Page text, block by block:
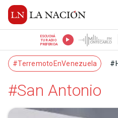
ESCUCHÁ
TU RADIO
PREFERIDA
#TerremotoEnVenezuela
#San Antonio